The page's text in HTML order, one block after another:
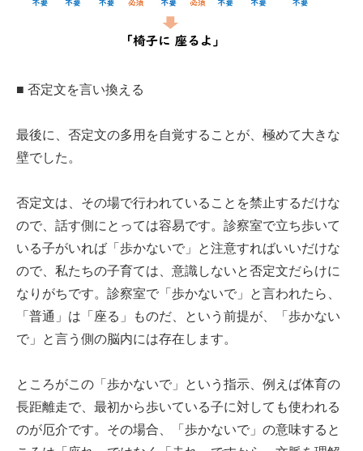
■ 否定文を言い換える
最後に、否定文の多用を自覚することが、極めて大きな
壁でした。
否定文は、その場で行われていることを禁止するだけな
ので、話す側にとっては容易です。診察室で立ち歩いて
いる子がいれば「歩かないで」と注意すればいいだけな
ので、私たちの子育ては、意識しないと否定文だらけに
なりがちです。診察室で「歩かないで」と言われたら、
「普通」は「座る」ものだ、という前提が、「歩かない
で」と言う側の脳内には存在します。
ところがこの「歩かないで」という指示、例えば体育の
長距離走で、最初から歩いている子に対しても使われる
のが厄介です。その場合、「歩かないで」の意味すると